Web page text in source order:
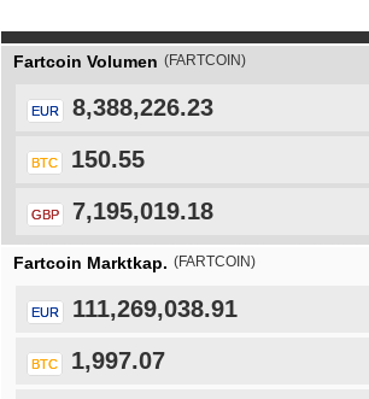
Fartcoin Volumen (FARTCOIN)
EUR 8,388,226.23
BTC 150.55
GBP 7,195,019.18
Fartcoin Marktkap. (FARTCOIN)
EUR 111,269,038.91
BTC 1,997.07